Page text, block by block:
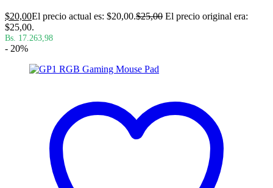
$20,00El precio actual es: $20,00.$25,00 El precio original era:
$25,00.
Bs. 17.263,98
- 20%